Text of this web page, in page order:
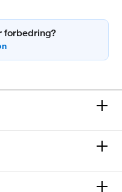
forbedring?